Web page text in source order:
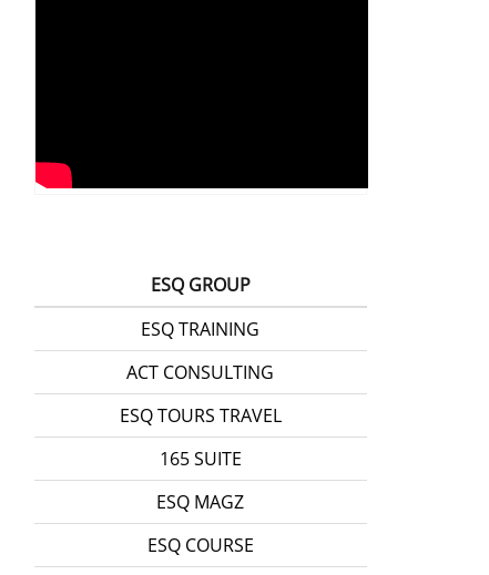
ESQ GROUP
ESQ TRAINING
ACT CONSULTING
ESQ TOURS TRAVEL
165 SUITE
ESQ MAGZ
ESQ COURSE